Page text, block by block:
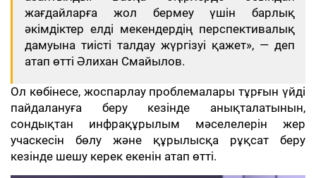
жағдайларға жол бермеу үшін барлық
әкімдіктер елді мекендердің перспективалық
дамуына тиісті талдау жүргізуі қажет», — деп
атап өтті Әлихан Смайылов.
Ол көбінесе, жоспарлау проблемалары тұрғын үйді
пайдалануға беру кезінде анықталатынын,
сондықтан инфрақұрылым мәселелерін жер
учаскесін бөлу және құрылысқа рұқсат беру
кезінде шешу керек екенін атап өтті.